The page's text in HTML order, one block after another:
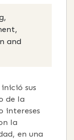
and
sus
de la
intereses
la
en una